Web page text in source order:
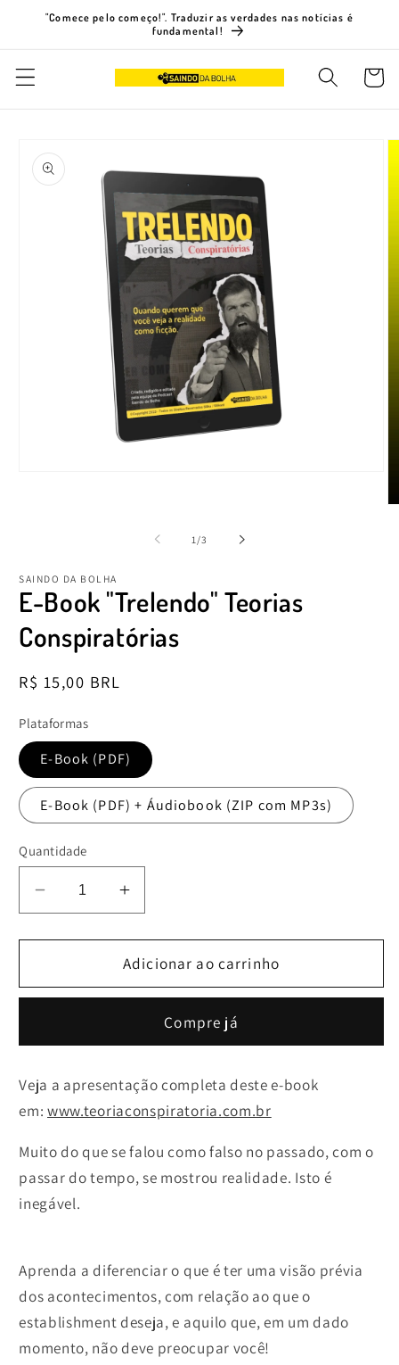
para o
"Comece pelo começo!". Traduzir as verdades nas notícias é
fundamental!
informações
do produto
1 /de
3
SAINDO DA BOLHA
E-Book "Trelendo" Teorias
Conspiratórias
Preço
R$ 15,00 BRL
Plataformas
E-Book (PDF)
E-Book (PDF) + Áudiobook (ZIP com MP3s)
Quantidade
Diminuir
a
quantidade
E-
&quot;Trelendo&quot;
Teorias
Aumentar
a
quantidade
de
E-
&quot;Trelendo&quot;
Teorias
Adicionar ao carrinho
Compre já
Veja a apresentação completa deste e-book
em:www.teoriaconspiratoria.com.br
Muito do que se falou como falso no passado, com o
passar do tempo, se mostrou realidade. Isto é
inegável.
Aprenda a diferenciar o que é ter uma visão prévia
dos acontecimentos, com relação ao que o
establishment deseja, e aquilo que, em um dado
momento, não deve preocupar você!